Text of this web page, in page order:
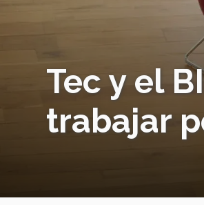
Tec y el
trabajar